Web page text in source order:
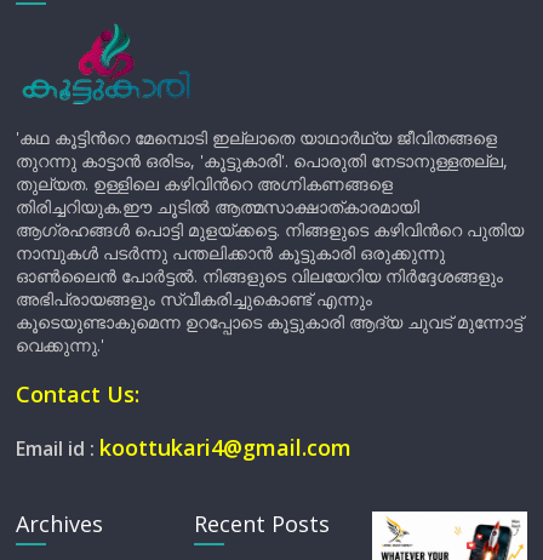
'കഥ കൂട്ടിന്‍റെ മേമ്പൊടി ഇല്ലാതെ യാഥാർഥ്യ ജീവിതങ്ങളെ
തുറന്നു കാട്ടാൻ ഒരിടം, 'കൂട്ടുകാരി'. പൊരുതി നേടാനുള്ളതല്ല,
തുല്യത. ഉള്ളിലെ കഴിവിന്‍റെ അഗ്നികണങ്ങളെ
തിരിച്ചറിയുക.ഈ ചൂടിൽ ആത്മസാക്ഷാത്കാരമായി
ആഗ്രഹങ്ങൾ പൊട്ടി മുളയ്ക്കട്ടെ. നിങ്ങളുടെ കഴിവിന്‍റെ പുതിയ
നാമ്പുകൾ പടർന്നു പന്തലിക്കാൻ കൂട്ടുകാരി ഒരുക്കുന്നു
ഓൺലൈൻ പോർട്ടൽ. നിങ്ങളുടെ വിലയേറിയ നിർദ്ദേശങ്ങളും
അഭിപ്രായങ്ങളും സ്വീകരിച്ചുകൊണ്ട് എന്നും
കൂടെയുണ്ടാകുമെന്ന ഉറപ്പോടെ കൂട്ടുകാരി ആദ്യ ചുവട് മുന്നോട്ട്
വെക്കുന്നു.'
Contact Us:
Email id : koottukari4@gmail.com
Archives Recent Posts